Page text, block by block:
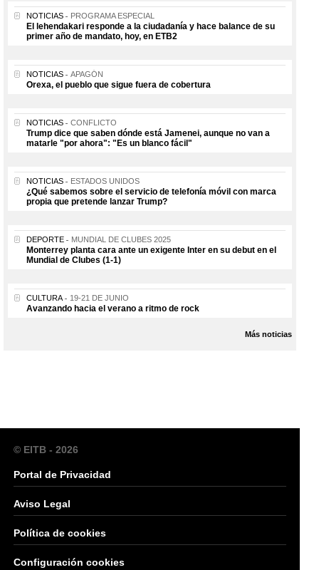
NOTICIAS PROGRAMA ESPECIAL
El lehendakari responde a la ciudadanía y hace balance de su
primer año de mandato, hoy, en ETB2
NOTICIAS APAGÓN
Orexa, el pueblo que sigue fuera de cobertura
NOTICIAS CONFLICTO
Trump dice que saben dónde está Jamenei, aunque no van a
matarle "por ahora": "Es un blanco fácil"
NOTICIAS ESTADOS UNIDOS
¿Qué sabemos sobre el servicio de telefonía móvil con marca
propia que pretende lanzar Trump?
DEPORTE MUNDIAL DE CLUBES 2025
Monterrey planta cara ante un exigente Inter en su debut en el
Mundial de Clubes (1-1)
CULTURA 19-21 DE JUNIO
Avanzando hacia el verano a ritmo de rock
Más noticias
© EITB - 2026
Portal de Privacidad
Aviso Legal
Política de cookies
Configuración cookies